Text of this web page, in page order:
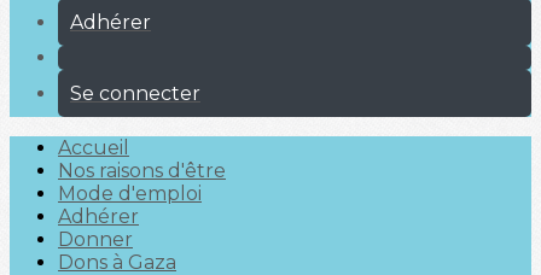
Adhérer
Se connecter
Accueil
Nos raisons d'être
Mode d'emploi
Adhérer
Donner
Dons à Gaza